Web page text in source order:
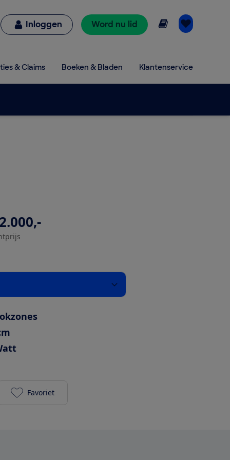
Inloggen Word nu lid Online lezen
& Claims Boeken & Bladen Klantenservice
Bora Pure / PURU2 toevoegen aan je favorieten
Favoriet